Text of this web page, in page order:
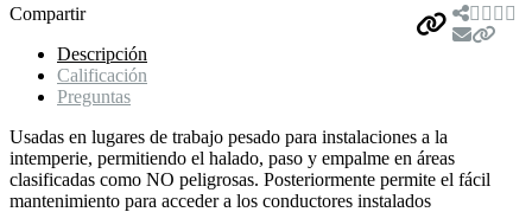
Compartir
Descripción
Calificación
Preguntas
Usadas en lugares de trabajo pesado para instalaciones a la
intemperie, permitiendo el halado, paso y empalme en áreas
clasificadas como NO peligrosas. Posteriormente permite el fácil
mantenimiento para acceder a los conductores instalados